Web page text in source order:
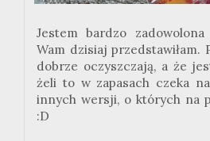
Jestem bardzo
Wam dzisiaj przedstawiłam.
dobrze oczyszczają, a że
żeli to w zapasach czeka
innych wersji, o których na
:D